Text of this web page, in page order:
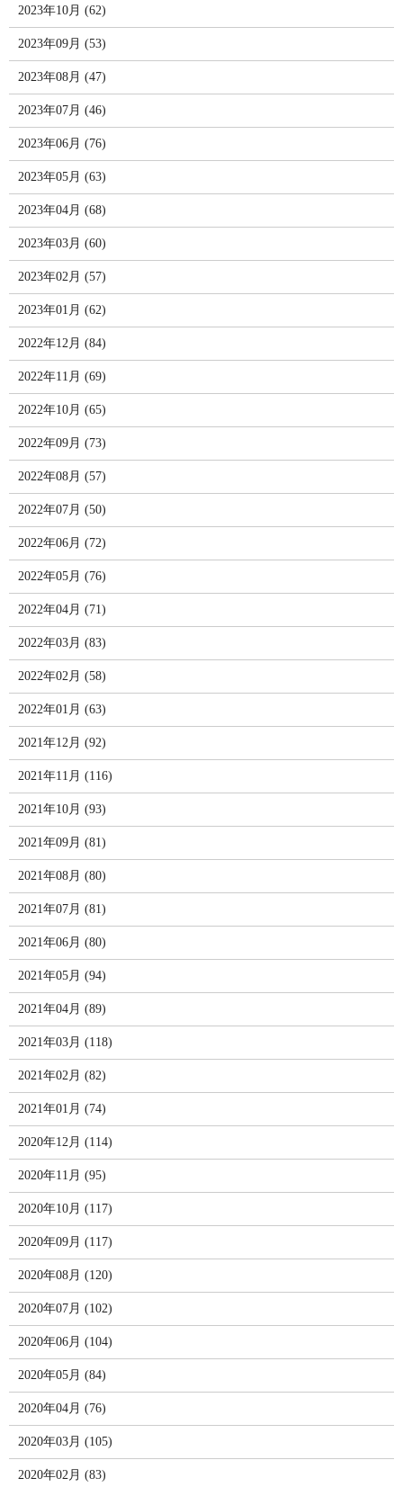
2023年10月 (62)
2023年09月 (53)
2023年08月 (47)
2023年07月 (46)
2023年06月 (76)
2023年05月 (63)
2023年04月 (68)
2023年03月 (60)
2023年02月 (57)
2023年01月 (62)
2022年12月 (84)
2022年11月 (69)
2022年10月 (65)
2022年09月 (73)
2022年08月 (57)
2022年07月 (50)
2022年06月 (72)
2022年05月 (76)
2022年04月 (71)
2022年03月 (83)
2022年02月 (58)
2022年01月 (63)
2021年12月 (92)
2021年11月 (116)
2021年10月 (93)
2021年09月 (81)
2021年08月 (80)
2021年07月 (81)
2021年06月 (80)
2021年05月 (94)
2021年04月 (89)
2021年03月 (118)
2021年02月 (82)
2021年01月 (74)
2020年12月 (114)
2020年11月 (95)
2020年10月 (117)
2020年09月 (117)
2020年08月 (120)
2020年07月 (102)
2020年06月 (104)
2020年05月 (84)
2020年04月 (76)
2020年03月 (105)
2020年02月 (83)